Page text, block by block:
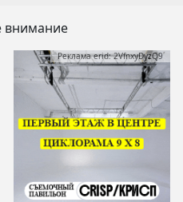
внимание
Реклама erid: 2VfnxyDyzQ9